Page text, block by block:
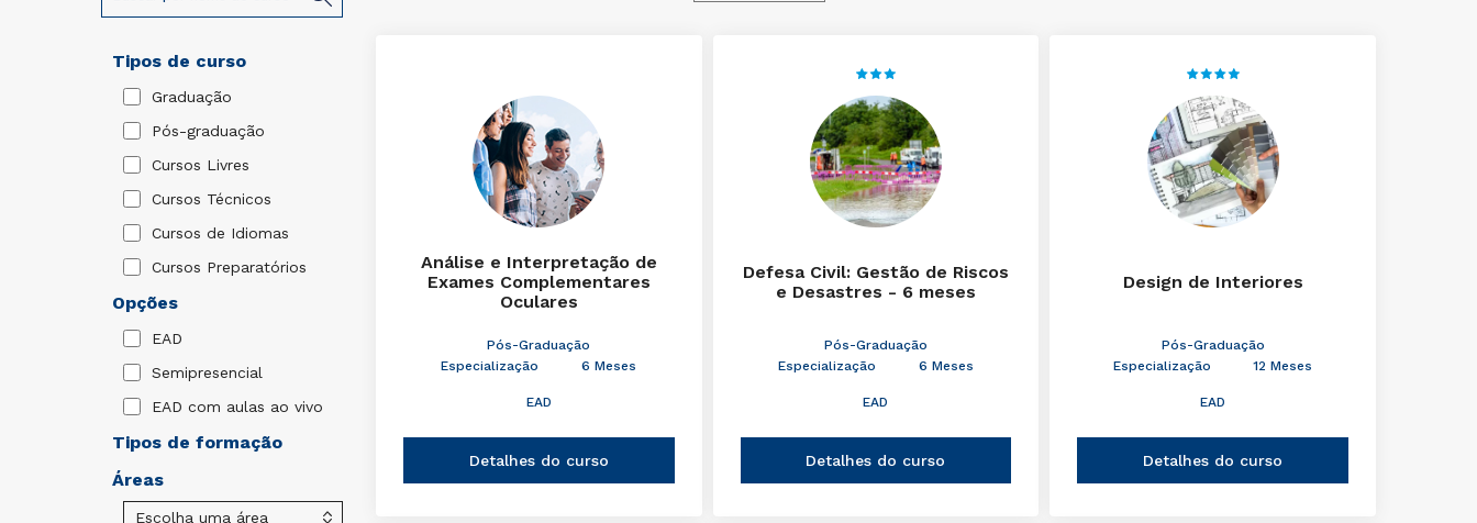
Tipos de curso
Graduação
Pós-graduação
Cursos Livres
Cursos Técnicos
Cursos de Idiomas
Cursos Preparatórios
Opções
EAD
Semipresencial
EAD com aulas ao vivo
Tipos de formação
Áreas
Análise e Interpretação de
Exames Complementares
Oculares
Pós-Graduação
Especialização
6 Meses
EAD
Detalhes do curso
Defesa Civil: Gestão de Riscos
e Desastres - 6 meses
Pós-Graduação
Especialização
6 Meses
EAD
Detalhes do curso
Design de Interiores
Pós-Graduação
Especialização
12 Meses
EAD
Detalhes do curso